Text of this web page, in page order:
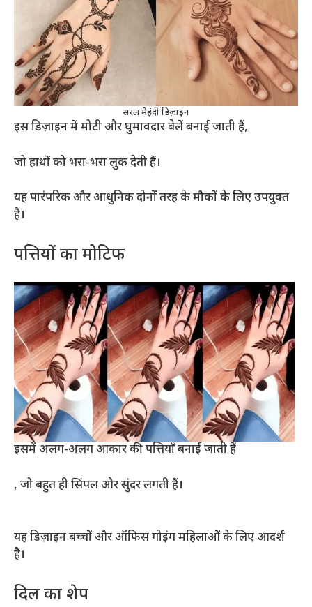
सरल मेहंदी डिज़ाइन
इस डिज़ाइन में मोटी और घुमावदार बेलें बनाई जाती हैं,
जो हाथों को भरा-भरा लुक देती हैं।
यह पारंपरिक और आधुनिक दोनों तरह के मौकों के लिए उपयुक्त
है।
पत्तियों का मोटिफ
इसमें अलग-अलग आकार की पत्तियाँ बनाई जाती हैं
, जो बहुत ही सिंपल और सुंदर लगती हैं।
यह डिज़ाइन बच्चों और ऑफिस गोइंग महिलाओं के लिए आदर्श
है।
दिल का शेप